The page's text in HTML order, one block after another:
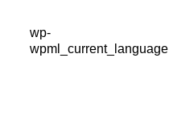
wp-
wpml_current_language